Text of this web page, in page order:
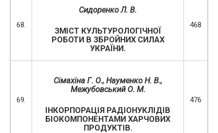
68.
Сидоренко Л. В.
ЗМІСТ КУЛЬТУРОЛОГІЧНОЇ
РОБОТИ В ЗБРОЙНИХ СИЛАХ
УКРАЇНИ.
468
69.
Сімахіна Г. О., Науменко Н. В.,
Межубовський О. М.
ІНКОРПОРАЦІЯ РАДІОНУКЛІДІВ
БІОКОМПОНЕНТАМИ ХАРЧОВИХ
ПРОДУКТІВ.
476